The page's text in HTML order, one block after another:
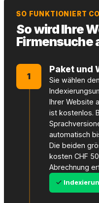
SO FUNKTIONIERT
So wird Ihre
Firmensuche
1
Paket und
Sie wählen
Ihrer Website
ist kostenlos.
automatisch
Die beiden
kosten CHF
Abrechnung